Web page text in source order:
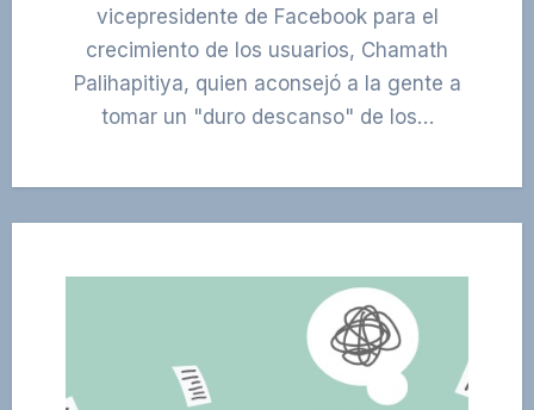
vicepresidente de Facebook para el
crecimiento de los usuarios, Chamath
Palihapitiya, quien aconsejó a la gente a
tomar un "duro descanso" de los…